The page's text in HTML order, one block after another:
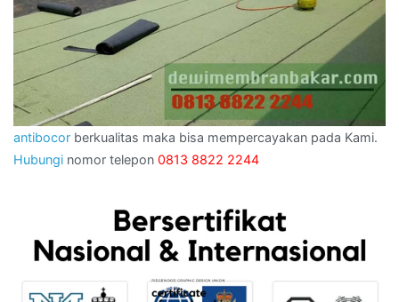
antibocor berkualitas maka bisa mempercayakan pada Kami.
Hubungi nomor telepon 0813 8822 2244